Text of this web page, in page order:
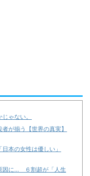
ゃない。
が揃う【世界の真実】
本の女性は優しい」
因に… ６割超が「人生